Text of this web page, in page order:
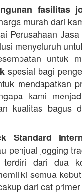
fasilitas
murah dari
Perusahaan
menyeluruh
untuk
spesial bagi
mendapatkan
kami
kualitas bagus
Standard
penjual jogging
terdiri dari dua
semua
dari cat